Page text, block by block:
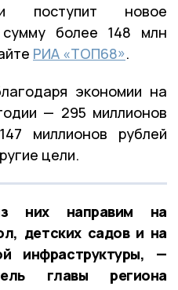
поступит новое
более 148 млн
РИА «ТОП68».
экономии на
— 295 миллионов
миллионов рублей
цели.
них направим на
детских садов и на
инфраструктуры, —
главы региона